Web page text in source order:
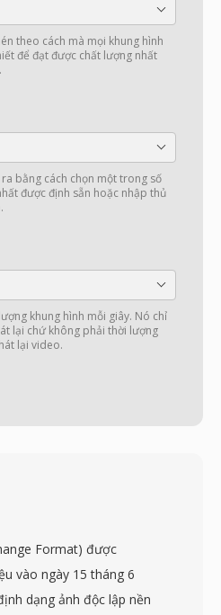
theo cách mà mọi khung hình
để đạt được chất lượng nhất
bằng cách chọn một trong số
được định sẵn hoặc nhập thủ
khung hình mỗi giây. Nó chỉ
lại chứ không phải thời lượng
lại video.
Format) được
vào ngày 15 tháng 6
dạng ảnh độc lập nền